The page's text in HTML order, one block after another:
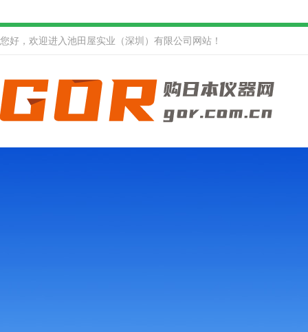
您好，欢迎进入池田屋实业（深圳）有限公司网站！